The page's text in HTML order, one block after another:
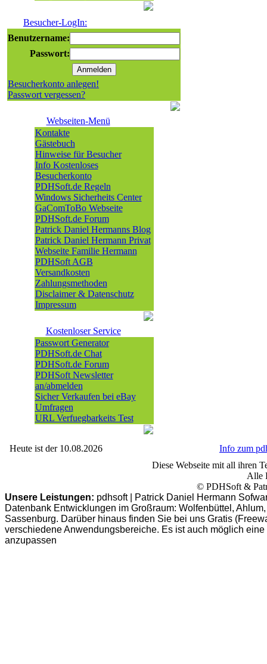
Besucher-LogIn:
Benutzername:
Passwort:
Besucherkonto anlegen!
Passwort vergessen?
Webseiten-Menü
Kontakte
Gästebuch
Hinweise für Besucher
Info Kostenloses
Besucherkonto
PDHSoft.de Regeln
Windows Sicherheits Center
GaComToBo Webseite
PDHSoft.de Forum
Patrick Daniel Hermanns Blog
Patrick Daniel Hermann Privat
Webseite Familie Hermann
PDHSoft AGB
Versandkosten
Zahlungsmethoden
Disclaimer & Datenschutz
Impressum
Kostenloser Service
Passwort Generator
PDHSoft.de Chat
PDHSoft.de Forum
PDHSoft Newsletter
an/abmelden
Sicher Verkaufen bei eBay
Umfragen
URL Verfuegbarkeits Test
Heute ist der 10.08.2026
Info zum
Diese Webseite mit all ihren
Alle
© PDHSoft &
Unsere Leistungen: pdhsoft | Patrick Daniel Hermann
Datenbank Entwicklungen im Großraum: Wolfenbüttel,
Sassenburg. Darüber hinaus finden Sie bei uns Gratis
verschiedene Anwendungsbereiche. Es ist auch möglich
anzupassen